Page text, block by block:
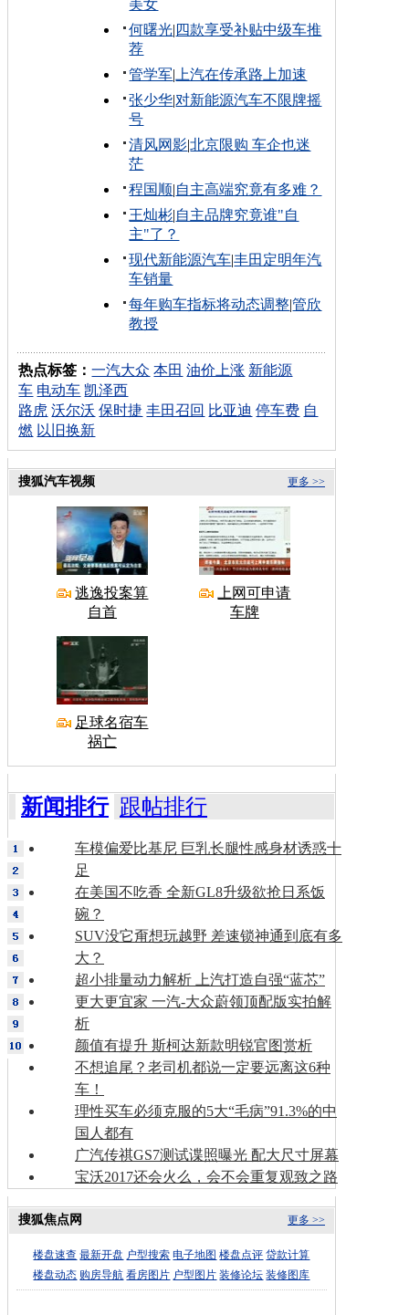
美女
何曙光| 四款享受补贴中级车推
荐
管学军| 上汽在传承路上加速
张少华|对新能源汽车不限牌摇
号
清风网影|北京限购 车企也迷
茫
程国顺|自主高端究竟有多难？
王灿彬|自主品牌究竟谁"自
主"了？
现代新能源汽车|丰田定明年汽
车销量
每年购车指标将动态调整|管欣
教授
热点标签：一汽大众 本田 油价上涨 新能源
车 电动车 凯泽西
路虎 沃尔沃 保时捷 丰田召回 比亚迪 停车费 自
燃 以旧换新
更多 >>
搜狐汽车视频
逃逸投案算
自首
上网可申请
车牌
足球名宿车
祸亡
新闻排行 跟帖排行
车模偏爱比基尼 巨乳长腿性感身材诱惑十
足
在美国不吃香 全新GL8升级欲抢日系饭
碗？
SUV没它甭想玩越野 差速锁神通到底有多
大？
超小排量动力解析 上汽打造自强“蓝芯”
更大更宜家 一汽-大众蔚领顶配版实拍解
析
颜值有提升 斯柯达新款明锐官图赏析
不想追尾？老司机都说一定要远离这6种
车！
理性买车必须克服的5大“毛病”91.3%的中
国人都有
广汽传祺GS7测试谍照曝光 配大尺寸屏幕
宝沃2017还会火么，会不会重复观致之路
更多 >>
搜狐焦点网
楼盘速查 最新开盘 户型搜索 电子地图 楼盘点评 贷款计算
楼盘动态 购房导航 看房图片 户型图片 装修论坛 装修图库